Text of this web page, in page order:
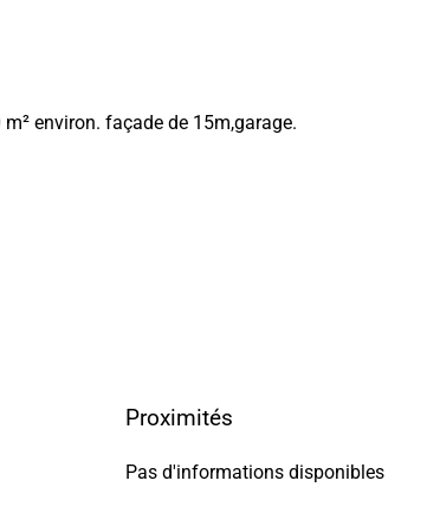
environ. façade de 15m,garage.
Proximités
Pas d'informations disponibles